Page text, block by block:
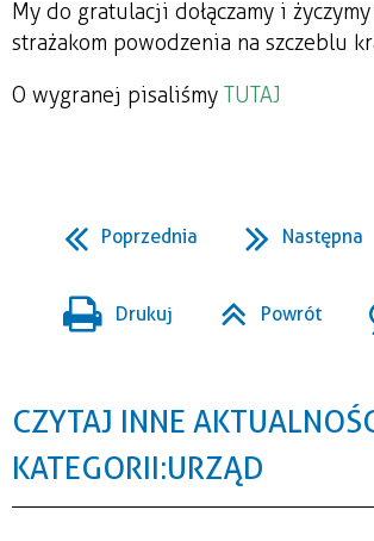
My do gratulacji dołączamy i życzymy
strażakom powodzenia na szczeblu
O wygranej pisaliśmy TUTAJ
Poprzednia Następna
Drukuj Powrót
CZYTAJ INNE
KATEGORII: URZĄD